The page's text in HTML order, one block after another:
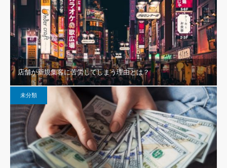
店舗が新規集客に苦労してしまう理由とは？
未分類